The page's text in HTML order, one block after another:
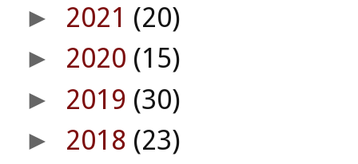
► 2021 (20)
► 2020 (15)
► 2019 (30)
► 2018 (23)